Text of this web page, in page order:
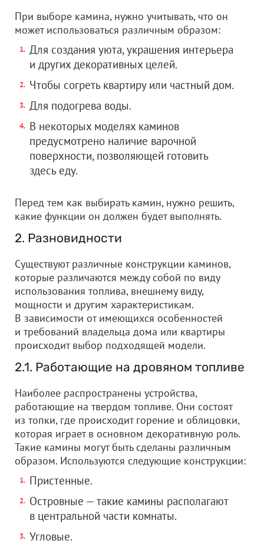
При выборе камина, нужно учитывать, что он
может использоваться различным образом:
Для создания уюта, украшения интерьера
и других декоративных целей.
Чтобы согреть квартиру или частный дом.
Для подогрева воды.
В некоторых моделях каминов
предусмотрено наличие варочной
поверхности, позволяющей готовить
здесь еду.
Перед тем как выбирать камин, нужно решить,
какие функции он должен будет выполнять.
2. Разновидности
Существуют различные конструкции каминов,
которые различаются между собой по виду
использования топлива, внешнему виду,
мощности и другим характеристикам.
В зависимости от имеющихся особенностей
и требований владельца дома или квартиры
происходит выбор подходящей модели.
2.1. Работающие на дровяном топливе
Наиболее распространены устройства,
работающие на твердом топливе. Они состоят
из топки, где происходит горение и облицовки,
которая играет в основном декоративную роль.
Такие камины могут быть сделаны различным
образом. Используются следующие конструкции:
Пристенные.
Островные — такие камины располагают
в центральной части комнаты.
Угловые.